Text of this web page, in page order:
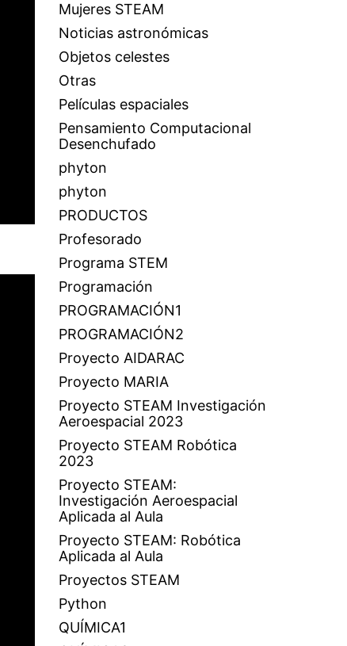
Mujeres STEAM
Noticias astronómicas
Objetos celestes
Otras
Películas espaciales
Pensamiento Computacional
Desenchufado
phyton
phyton
PRODUCTOS
Profesorado
Programa STEM
Programación
PROGRAMACIÓN1
PROGRAMACIÓN2
Proyecto AIDARAC
Proyecto MARIA
Proyecto STEAM Investigación
Aeroespacial 2023
Proyecto STEAM Robótica
2023
Proyecto STEAM:
Investigación Aeroespacial
Aplicada al Aula
Proyecto STEAM: Robótica
Aplicada al Aula
Proyectos STEAM
Python
QUÍMICA1